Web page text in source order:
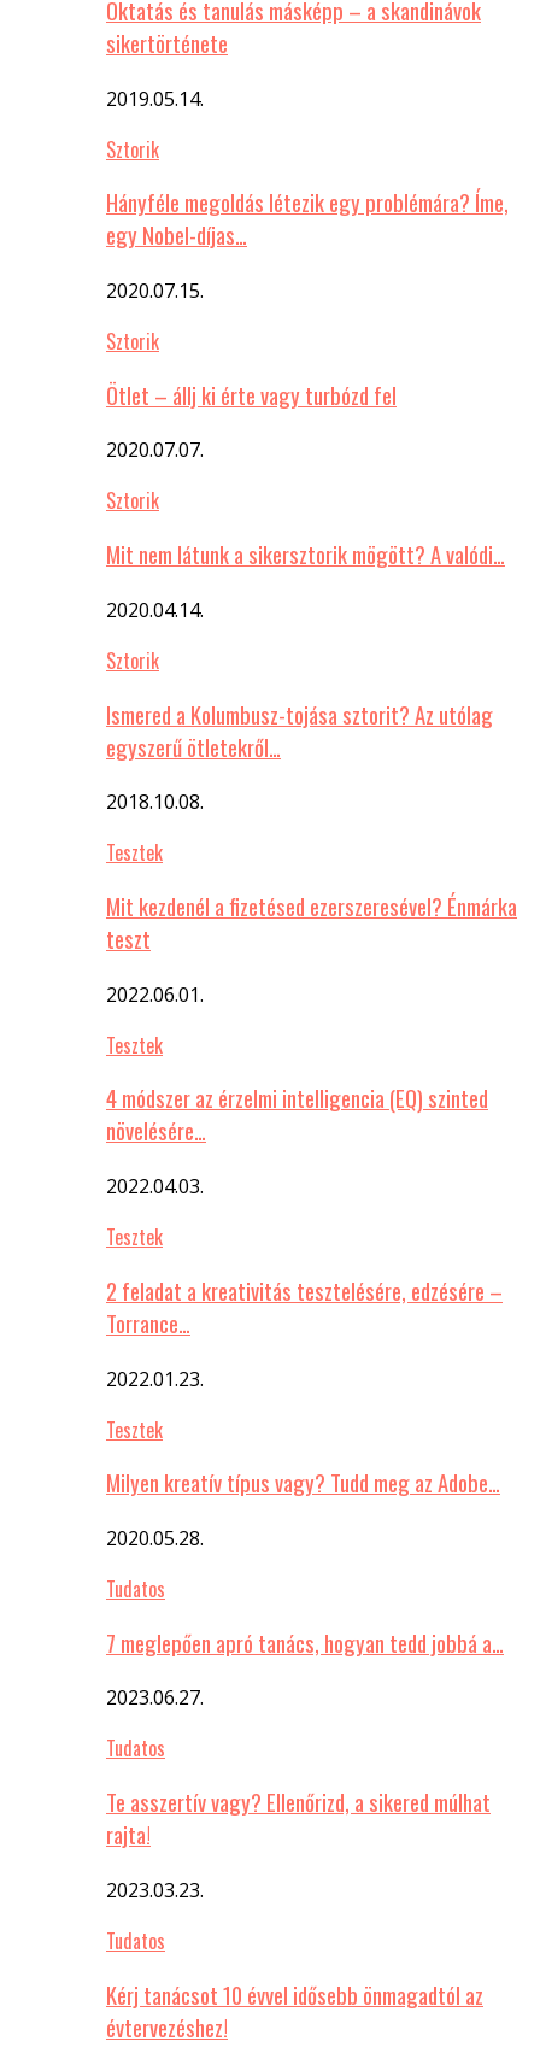
Oktatás és tanulás másképp – a skandinávok
sikertörténete
2019.05.14.
Sztorik
Hányféle megoldás létezik egy problémára? Íme,
egy Nobel-díjas…
2020.07.15.
Sztorik
Ötlet – állj ki érte vagy turbózd fel
2020.07.07.
Sztorik
Mit nem látunk a sikersztorik mögött? A valódi…
2020.04.14.
Sztorik
Ismered a Kolumbusz-tojása sztorit? Az utólag
egyszerű ötletekről…
2018.10.08.
Tesztek
Mit kezdenél a fizetésed ezerszeresével? Énmárka
teszt
2022.06.01.
Tesztek
4 módszer az érzelmi intelligencia (EQ) szinted
növelésére…
2022.04.03.
Tesztek
2 feladat a kreativitás tesztelésére, edzésére –
Torrance…
2022.01.23.
Tesztek
Milyen kreatív típus vagy? Tudd meg az Adobe…
2020.05.28.
Tudatos
7 meglepően apró tanács, hogyan tedd jobbá a…
2023.06.27.
Tudatos
Te asszertív vagy? Ellenőrizd, a sikered múlhat
rajta!
2023.03.23.
Tudatos
Kérj tanácsot 10 évvel idősebb önmagadtól az
évtervezéshez!